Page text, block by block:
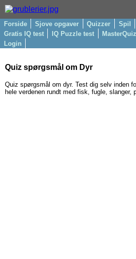
Forside Sjove opgaver Quizzer Spil
Gratis IQ test
IQ Puzzle test MasterQuiz
Login
Quiz spørgsmål om Dyr
Quiz spørgsmål om dyr. Test dig selv inden
hele verdenen rundt med fisk, fugle, slanger,